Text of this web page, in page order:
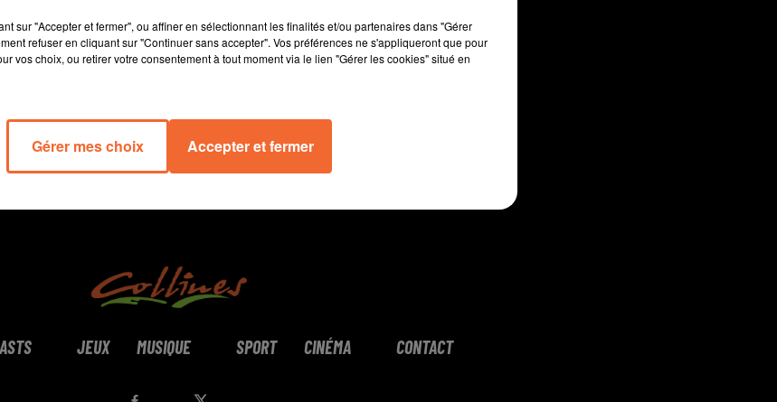
14 min 59 sec
JEUX MUSIQUE SPORT CINÉMA CONTACT
sur "Accepter et fermer", ou affiner en sélectionnant les finalités et/ou partenaires dans "Gérer
refuser en cliquant sur "Continuer sans accepter". Vos préférences ne s'appliqueront que pour
vos choix, ou retirer votre consentement à tout moment via le lien "Gérer les cookies" situé en
Gérer mes choix Accepter et fermer